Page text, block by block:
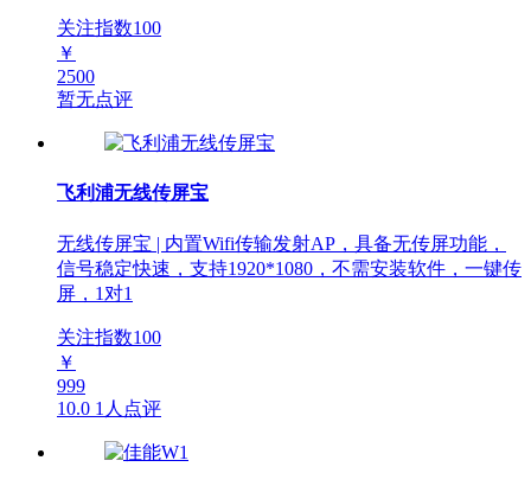
关注指数100
￥
2500
暂无点评
飞利浦无线传屏宝
无线传屏宝 | 内置Wifi传输发射AP，具备无传屏功能，
信号稳定快速，支持1920*1080，不需安装软件，一键传
屏，1对1
关注指数100
￥
999
10.0 1人点评